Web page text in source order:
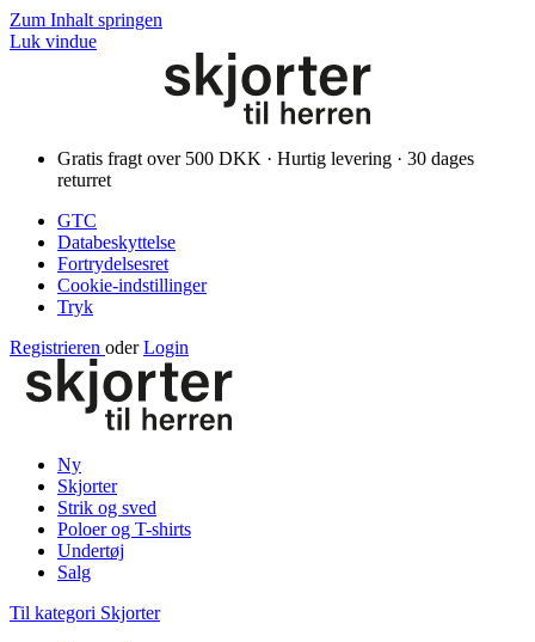
Zum Inhalt springen
Luk vindue
Gratis fragt over 500 DKK · Hurtig levering · 30 dages
returret
GTC
Databeskyttelse
Fortrydelsesret
Cookie-indstillinger
Tryk
Registrieren oder Login
Ny
Skjorter
Strik og sved
Poloer og T-shirts
Undertøj
Salg
Til kategori Skjorter